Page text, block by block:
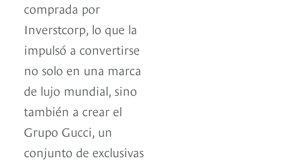
comprada por
Inverstcorp, lo que la
impulsó a convertirse
no solo en una marca
de lujo mundial, sino
también a crear el
Grupo Gucci, un
conjunto de exclusivas